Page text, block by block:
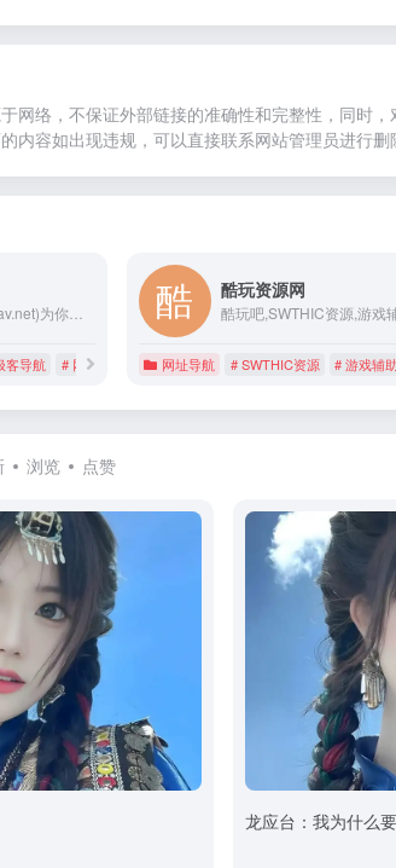
网络，不保证外部链接的准确性和完整性，同时
内容如出现违规，可以直接联系网站管理员进行删
客导航 # 网址大全
酷玩资源网
网址导航 # SWTHIC资源 # 游戏辅助
浏览 点赞
龙应台：我为什么